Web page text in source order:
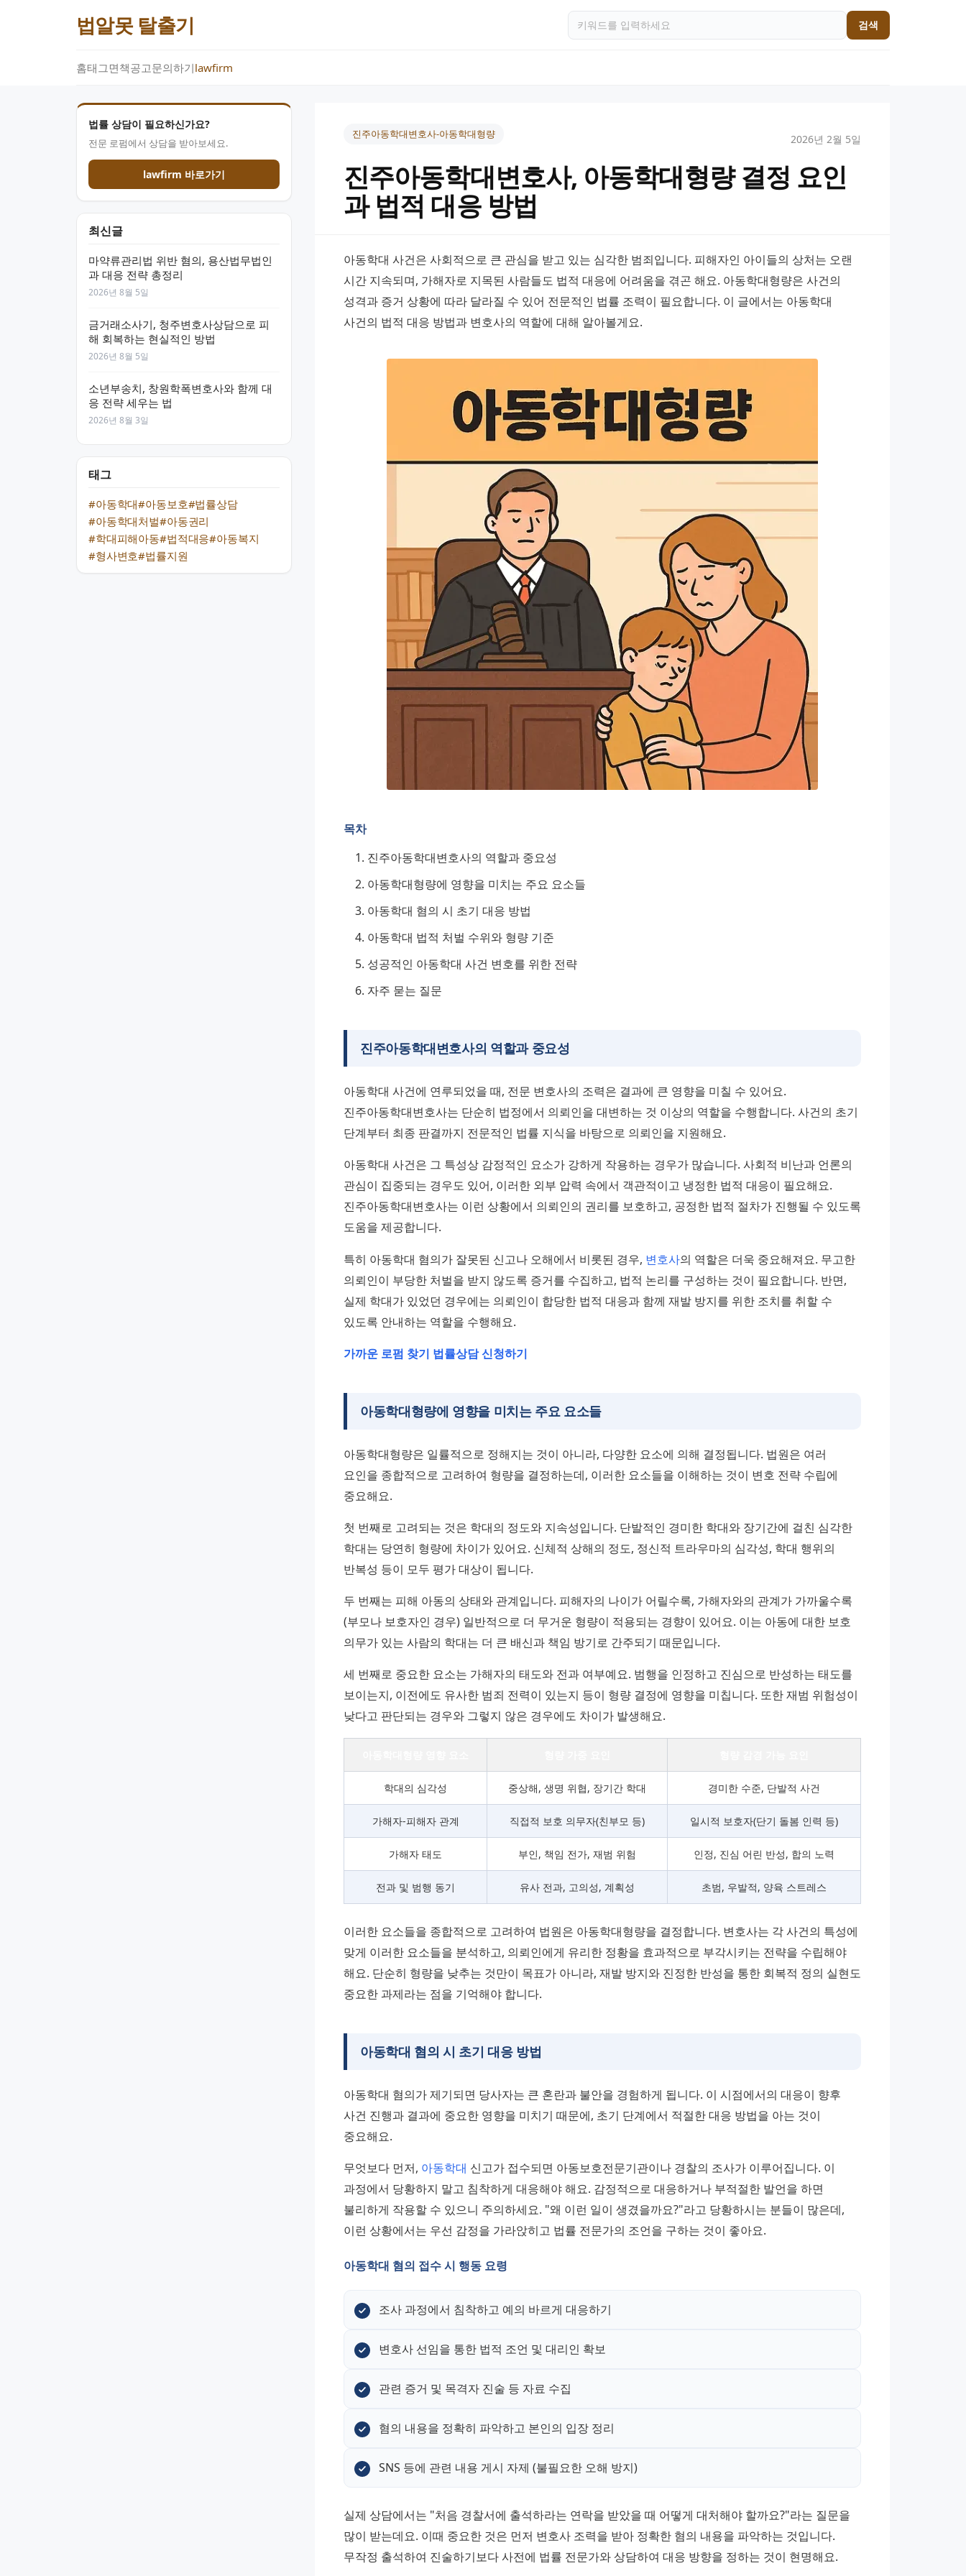
법알못 탈출기 검색
홈태그면책공고문의하기lawfirm
법률 상담이 필요하신가요?
전문 로펌에서 상담을 받아보세요.
lawfirm 바로가기
최신글
마약류관리법 위반 혐의, 용산법무법인
과 대응 전략 총정리
2026년 8월 5일
금거래소사기, 청주변호사상담으로 피
해 회복하는 현실적인 방법
2026년 8월 5일
소년부송치, 창원학폭변호사와 함께 대
응 전략 세우는 법
2026년 8월 3일
태그
#아동학대#아동보호#법률상담
#아동학대처벌#아동권리
#학대피해아동#법적대응#아동복지
#형사변호#법률지원
진주아동학대변호사-아동학대형량 2026년 2월 5일
진주아동학대변호사, 아동학대형량 결정 요인
과 법적 대응 방법
아동학대 사건은 사회적으로 큰 관심을 받고 있는 심각한 범죄입니다. 피해자인 아이들의 상처는 오랜
시간 지속되며, 가해자로 지목된 사람들도 법적 대응에 어려움을 겪곤 해요. 아동학대형량은 사건의
성격과 증거 상황에 따라 달라질 수 있어 전문적인 법률 조력이 필요합니다. 이 글에서는 아동학대
사건의 법적 대응 방법과 변호사의 역할에 대해 알아볼게요.
목차
진주아동학대변호사의 역할과 중요성
아동학대형량에 영향을 미치는 주요 요소들
아동학대 혐의 시 초기 대응 방법
아동학대 법적 처벌 수위와 형량 기준
성공적인 아동학대 사건 변호를 위한 전략
자주 묻는 질문
진주아동학대변호사의 역할과 중요성
아동학대 사건에 연루되었을 때, 전문 변호사의 조력은 결과에 큰 영향을 미칠 수 있어요.
진주아동학대변호사는 단순히 법정에서 의뢰인을 대변하는 것 이상의 역할을 수행합니다. 사건의 초기
단계부터 최종 판결까지 전문적인 법률 지식을 바탕으로 의뢰인을 지원해요.
아동학대 사건은 그 특성상 감정적인 요소가 강하게 작용하는 경우가 많습니다. 사회적 비난과 언론의
관심이 집중되는 경우도 있어, 이러한 외부 압력 속에서 객관적이고 냉정한 법적 대응이 필요해요.
진주아동학대변호사는 이런 상황에서 의뢰인의 권리를 보호하고, 공정한 법적 절차가 진행될 수 있도록
도움을 제공합니다.
특히 아동학대 혐의가 잘못된 신고나 오해에서 비롯된 경우, 변호사의 역할은 더욱 중요해져요. 무고한
의뢰인이 부당한 처벌을 받지 않도록 증거를 수집하고, 법적 논리를 구성하는 것이 필요합니다. 반면,
실제 학대가 있었던 경우에는 의뢰인이 합당한 법적 대응과 함께 재발 방지를 위한 조치를 취할 수
있도록 안내하는 역할을 수행해요.
가까운 로펌 찾기 법률상담 신청하기
아동학대형량에 영향을 미치는 주요 요소들
아동학대형량은 일률적으로 정해지는 것이 아니라, 다양한 요소에 의해 결정됩니다. 법원은 여러
요인을 종합적으로 고려하여 형량을 결정하는데, 이러한 요소들을 이해하는 것이 변호 전략 수립에
중요해요.
첫 번째로 고려되는 것은 학대의 정도와 지속성입니다. 단발적인 경미한 학대와 장기간에 걸친 심각한
학대는 당연히 형량에 차이가 있어요. 신체적 상해의 정도, 정신적 트라우마의 심각성, 학대 행위의
반복성 등이 모두 평가 대상이 됩니다.
두 번째는 피해 아동의 상태와 관계입니다. 피해자의 나이가 어릴수록, 가해자와의 관계가 가까울수록
(부모나 보호자인 경우) 일반적으로 더 무거운 형량이 적용되는 경향이 있어요. 이는 아동에 대한 보호
의무가 있는 사람의 학대는 더 큰 배신과 책임 방기로 간주되기 때문입니다.
세 번째로 중요한 요소는 가해자의 태도와 전과 여부예요. 범행을 인정하고 진심으로 반성하는 태도를
보이는지, 이전에도 유사한 범죄 전력이 있는지 등이 형량 결정에 영향을 미칩니다. 또한 재범 위험성이
낮다고 판단되는 경우와 그렇지 않은 경우에도 차이가 발생해요.
학대의 심각성 중상해, 생명 위협, 장기간 학대 경미한 수준, 단발적 사건
가해자-피해자 관계 직접적 보호 의무자(친부모 등) 일시적 보호자(단기 돌봄 인력 등)
가해자 태도 부인, 책임 전가, 재범 위험 인정, 진심 어린 반성, 합의 노력
전과 및 범행 동기 유사 전과, 고의성, 계획성 초범, 우발적, 양육 스트레스
이러한 요소들을 종합적으로 고려하여 법원은 아동학대형량을 결정합니다. 변호사는 각 사건의 특성에
맞게 이러한 요소들을 분석하고, 의뢰인에게 유리한 정황을 효과적으로 부각시키는 전략을 수립해야
해요. 단순히 형량을 낮추는 것만이 목표가 아니라, 재발 방지와 진정한 반성을 통한 회복적 정의 실현도
중요한 과제라는 점을 기억해야 합니다.
아동학대 혐의 시 초기 대응 방법
아동학대 혐의가 제기되면 당사자는 큰 혼란과 불안을 경험하게 됩니다. 이 시점에서의 대응이 향후
사건 진행과 결과에 중요한 영향을 미치기 때문에, 초기 단계에서 적절한 대응 방법을 아는 것이
중요해요.
무엇보다 먼저, 아동학대 신고가 접수되면 아동보호전문기관이나 경찰의 조사가 이루어집니다. 이
과정에서 당황하지 말고 침착하게 대응해야 해요. 감정적으로 대응하거나 부적절한 발언을 하면
불리하게 작용할 수 있으니 주의하세요. "왜 이런 일이 생겼을까요?"라고 당황하시는 분들이 많은데,
이런 상황에서는 우선 감정을 가라앉히고 법률 전문가의 조언을 구하는 것이 좋아요.
아동학대 혐의 접수 시 행동 요령
조사 과정에서 침착하고 예의 바르게 대응하기
변호사 선임을 통한 법적 조언 및 대리인 확보
관련 증거 및 목격자 진술 등 자료 수집
혐의 내용을 정확히 파악하고 본인의 입장 정리
SNS 등에 관련 내용 게시 자제 (불필요한 오해 방지)
실제 상담에서는 "처음 경찰서에 출석하라는 연락을 받았을 때 어떻게 대처해야 할까요?"라는 질문을
많이 받는데요. 이때 중요한 것은 먼저 변호사 조력을 받아 정확한 혐의 내용을 파악하는 것입니다.
무작정 출석하여 진술하기보다 사전에 법률 전문가와 상담하여 대응 방향을 정하는 것이 현명해요.